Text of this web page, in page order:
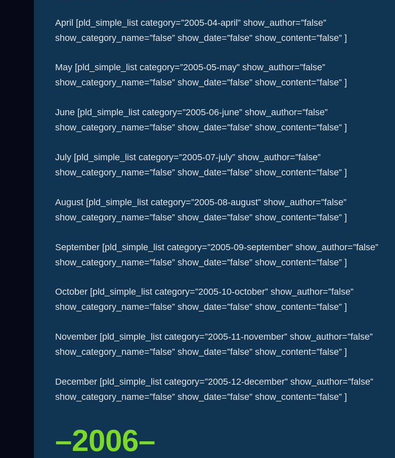
April [pld_simple_list category=”2005-04-april” show_author=”false”
show_category_name=”false” show_date=”false” show_content=”false” ]
May [pld_simple_list category=”2005-05-may” show_author=”false”
show_category_name=”false” show_date=”false” show_content=”false” ]
June [pld_simple_list category=”2005-06-june” show_author=”false”
show_category_name=”false” show_date=”false” show_content=”false” ]
July [pld_simple_list category=”2005-07-july” show_author=”false”
show_category_name=”false” show_date=”false” show_content=”false” ]
August [pld_simple_list category=”2005-08-august” show_author=”false”
show_category_name=”false” show_date=”false” show_content=”false” ]
September [pld_simple_list category=”2005-09-september” show_author=”false”
show_category_name=”false” show_date=”false” show_content=”false” ]
October [pld_simple_list category=”2005-10-october” show_author=”false”
show_category_name=”false” show_date=”false” show_content=”false” ]
November [pld_simple_list category=”2005-11-november” show_author=”false”
show_category_name=”false” show_date=”false” show_content=”false” ]
December [pld_simple_list category=”2005-12-december” show_author=”false”
show_category_name=”false” show_date=”false” show_content=”false” ]
–2006–